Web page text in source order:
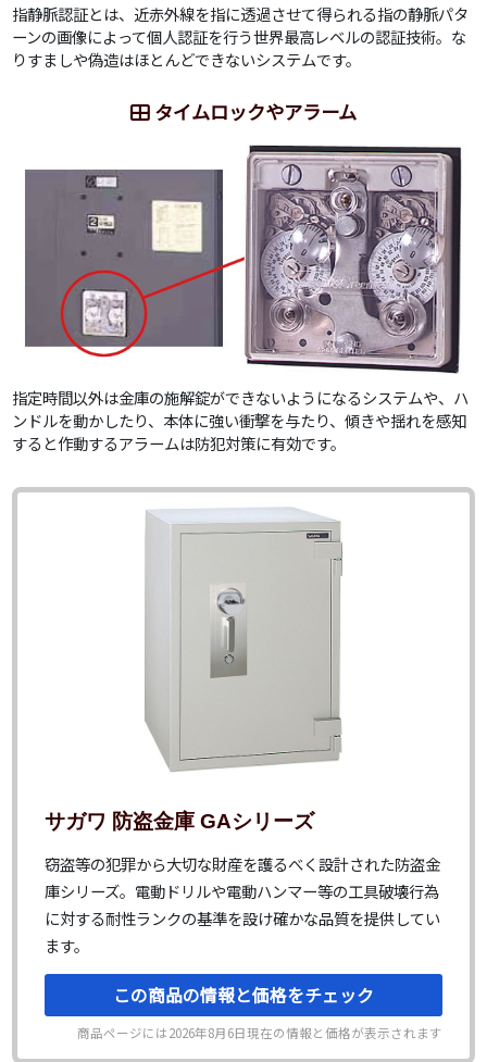
指静脈認証とは、近赤外線を指に透過させて得られる指の静脈パタ
ーンの画像によって個人認証を行う世界最高レベルの認証技術。な
りすましや偽造はほとんどできないシステムです。
タイムロックやアラーム
指定時間以外は金庫の施解錠ができないようになるシステムや、ハ
ンドルを動かしたり、本体に強い衝撃を与たり、傾きや揺れを感知
すると作動するアラームは防犯対策に有効です。
サガワ 防盗金庫 GAシリーズ
窃盗等の犯罪から大切な財産を護るべく設計された防盗金
庫シリーズ。電動ドリルや電動ハンマー等の工具破壊行為
に対する耐性ランクの基準を設け確かな品質を提供してい
ます。
この商品の情報と価格をチェック
商品ページには2026年8月6日現在の情報と価格が表示されます